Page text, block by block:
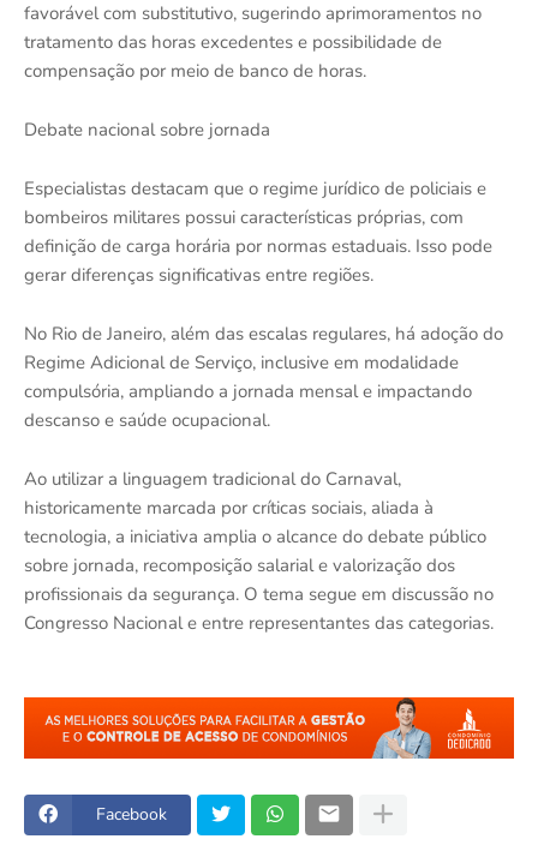
favorável com substitutivo, sugerindo aprimoramentos no
tratamento das horas excedentes e possibilidade de
compensação por meio de banco de horas.
Debate nacional sobre jornada
Especialistas destacam que o regime jurídico de policiais e
bombeiros militares possui características próprias, com
definição de carga horária por normas estaduais. Isso pode
gerar diferenças significativas entre regiões.
No Rio de Janeiro, além das escalas regulares, há adoção do
Regime Adicional de Serviço, inclusive em modalidade
compulsória, ampliando a jornada mensal e impactando
descanso e saúde ocupacional.
Ao utilizar a linguagem tradicional do Carnaval,
historicamente marcada por críticas sociais, aliada à
tecnologia, a iniciativa amplia o alcance do debate público
sobre jornada, recomposição salarial e valorização dos
profissionais da segurança. O tema segue em discussão no
Congresso Nacional e entre representantes das categorias.
Facebook